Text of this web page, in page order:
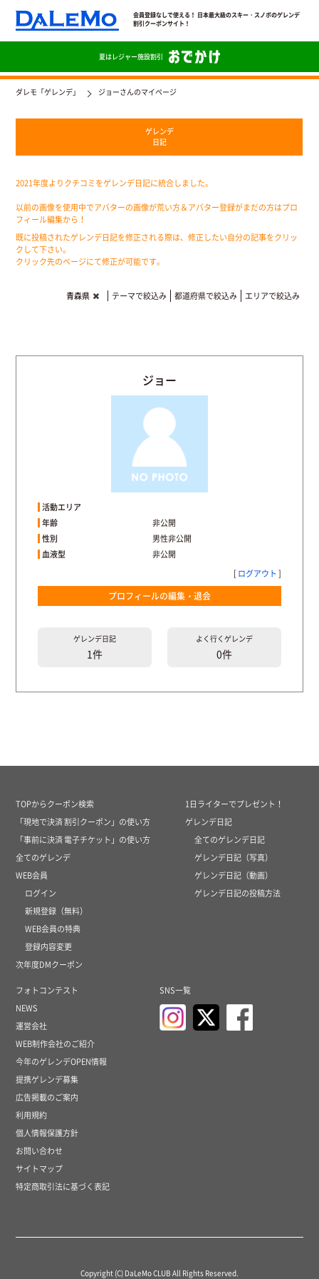
会員登録なしで使える！ 日本最大級のスキー・スノボのゲレンデ
割引クーポンサイト！
夏はレジャー施設割引
ダレモ「ゲレンデ」 ジョーさんのマイページ
ゲレンデ
日記
2021年度よりクチコミをゲレンデ日記に統合しました。
以前の画像を使用中でアバターの画像が荒い方＆アバター登録がまだの方はプロ
フィール編集から！
既に投稿されたゲレンデ日記を修正される際は、修正したい自分の記事をクリッ
クして下さい。
クリック先のページにて修正が可能です。
青森県 テーマで絞込み 都道府県で絞込み エリアで絞込み
ジョー
活動エリア
年齢
非公開
性別
男性非公開
血液型
非公開
[ログアウト]
プロフィールの編集・退会
ゲレンデ日記
1件
よく行く ゲレンデ
0件
TOPからクーポン検索
「現地で決済 割引クーポン」の使い方
「事前に決済 電子チケット」の使い方
全てのゲレンデ
WEB会員
ログイン
新規登録（無料）
WEB会員の特典
登録内容変更
次年度DMクーポン
1日ライターでプレゼント！
ゲレンデ日記
全てのゲレンデ日記
ゲレンデ日記（写真）
ゲレンデ日記（動画）
ゲレンデ日記の投稿方法
フォトコンテスト
NEWS
運営会社
WEB制作会社のご紹介
今年のゲレンデOPEN情報
提携ゲレンデ募集
広告掲載のご案内
利用規約
個人情報保護方針
お問い合わせ
サイトマップ
特定商取引法に基づく表記
SNS一覧
Copyright (C) DaLeMo CLUB All Rights Reserved.